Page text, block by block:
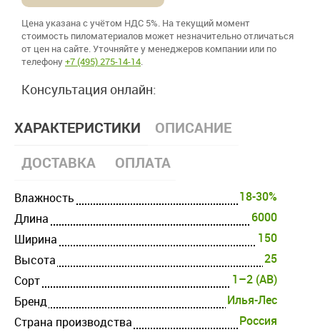
Цена указана с учётом НДС 5%. На текущий момент
стоимость пиломатериалов может незначительно отличаться
от цен на сайте. Уточняйте у менеджеров компании или по
телефону+7 (495) 275-14-14
Консультация онлайн:
ХАРАКТЕРИСТИКИ
ОПИСАНИЕ
ДОСТАВКА
ОПЛАТА
Влажность
18-30%
Длина
6000
Ширина
150
Высота
25
Cорт
1–2 (AB)
Бренд
Илья-Лес
Страна производства
Россия